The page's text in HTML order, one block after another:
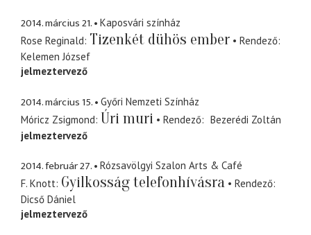
2014. március 21.
Kaposvári színház
Rose Reginald Tizenkét dühös ember
Rendező
Kelemen József
jelmeztervező
2014. március 15.
Győri Nemzeti Színház
Móricz Zsigmond Úri muri Rendező
Bezerédi Zoltán
jelmeztervező
2014. február 27.
Rózsavölgyi Szalon Arts & Café
F. Knott Gyilkosság telefonhívásra
Rendező
Dicső Dániel
jelmeztervező